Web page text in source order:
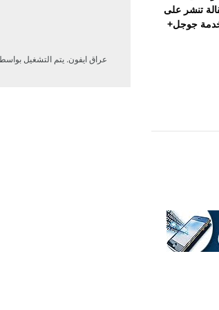
تنشر على
جوجل+
عراق ايفون. يتم التشغيل